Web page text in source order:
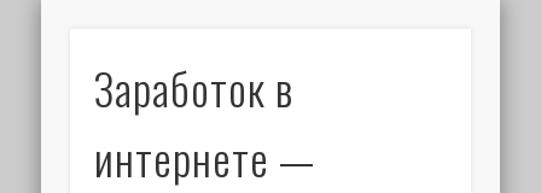
Заработок в
интернете —